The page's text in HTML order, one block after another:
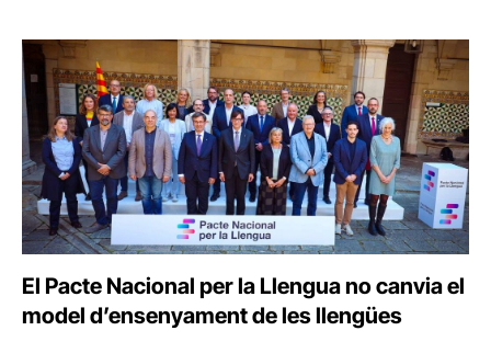
El Pacte Nacional per la Llengua no canvia el
model d’ensenyament de les llengües